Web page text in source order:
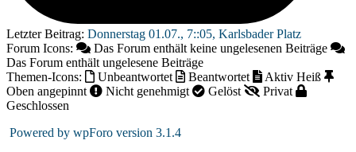
Letzter Beitrag: Donnerstag 01.07., 7::05, Karlsbader Platz
Forum Icons:
Das Forum enthält keine ungelesenen Beiträge
Das Forum enthält ungelesene Beiträge
Themen-Icons:
Unbeantwortet Beantwortet Aktiv Heiß
Oben angepinnt
Nicht genehmigt Gelöst
Privat
Geschlossen
Powered by wpForo version 3.1.4